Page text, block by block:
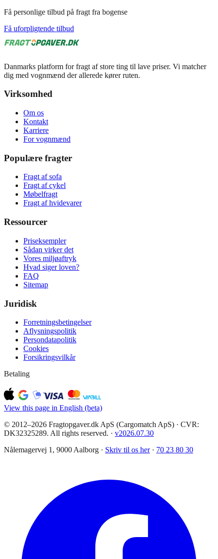
Få personlige tilbud på fragt fra bogense
Få uforpligtende tilbud
Danmarks platform for fragt af store ting til lave priser. Vi matcher
dig med vognmænd der allerede kører ruten.
Virksomhed
Om os
Kontakt
Karriere
For vognmænd
Populære fragter
Fragt af sofa
Fragt af cykel
Møbelfragt
Fragt af hvidevarer
Ressourcer
Priseksempler
Sådan virker det
Vores miljøaftryk
Hvad siger loven?
FAQ
Sitemap
Juridisk
Forretningsbetingelser
Aflysningspolitik
Persondatapolitik
Cookies
Forsikringsvilkår
Betaling
View this page in English (beta)
© 2012–2026 Fragtopgaver.dk ApS (Cargomatch ApS) · CVR:
DK32325289. All rights reserved. · v2026.07.30
Nålemagervej 1, 9000 Aalborg · Skriv til os her · 70 23 80 30